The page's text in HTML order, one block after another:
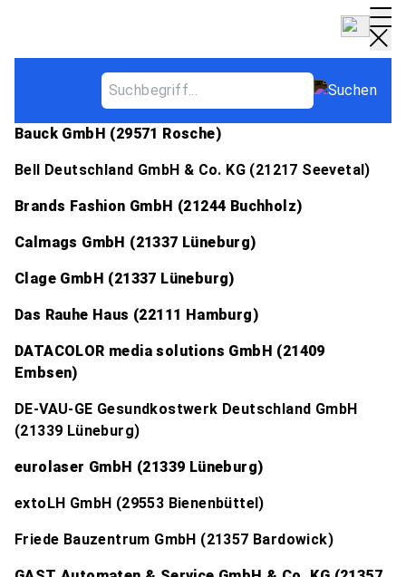
BWL Partnerunternehmen
Bauck GmbH (29571 Rosche)
Bell Deutschland GmbH & Co. KG (21217 Seevetal)
Brands Fashion GmbH (21244 Buchholz)
Calmags GmbH (21337 Lüneburg)
Clage GmbH (21337 Lüneburg)
Das Rauhe Haus (22111 Hamburg)
DATACOLOR media solutions GmbH (21409
Embsen)
DE-VAU-GE Gesundkostwerk Deutschland GmbH
(21339 Lüneburg)
eurolaser GmbH (21339 Lüneburg)
extoLH GmbH (29553 Bienenbüttel)
Friede Bauzentrum GmbH (21357 Bardowick)